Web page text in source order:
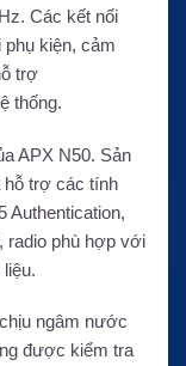
Các kết nối
kiện, cảm
trợ
thống.
APX N50. Sản
hỗ trợ các tính
Authentication,
radio phù hợp với
ngâm nước
được kiểm tra